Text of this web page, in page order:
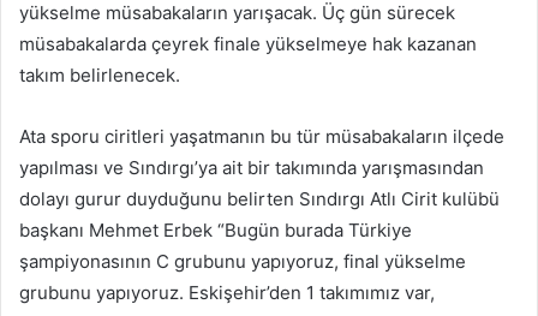
yükselme müsabakaların yarışacak. Üç gün sürecek
müsabakalarda çeyrek finale yükselmeye hak kazanan
takım belirlenecek.
Ata sporu ciritleri yaşatmanın bu tür müsabakaların ilçede
yapılması ve Sındırgı’ya ait bir takımında yarışmasından
dolayı gurur duyduğunu belirten Sındırgı Atlı Cirit kulübü
başkanı Mehmet Erbek “Bugün burada Türkiye
şampiyonasının C grubunu yapıyoruz, final yükselme
grubunu yapıyoruz. Eskişehir’den 1 takımımız var,